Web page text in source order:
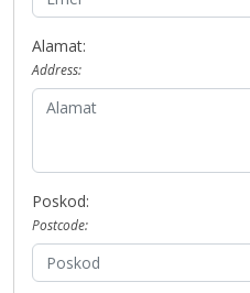
Alamat:
Address:
Poskod:
Postcode: